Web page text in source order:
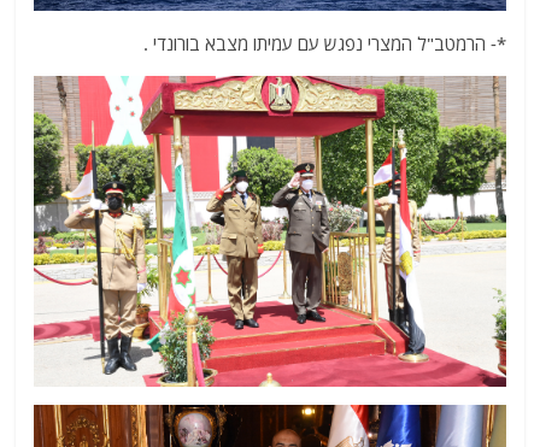
*- הרמטב"ל המצרי נפגש עם עמיתו מצבא בורונדי .